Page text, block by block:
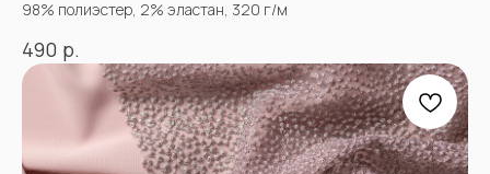
98% полиэстер, 2% эластан, 320 г/м
490 р.